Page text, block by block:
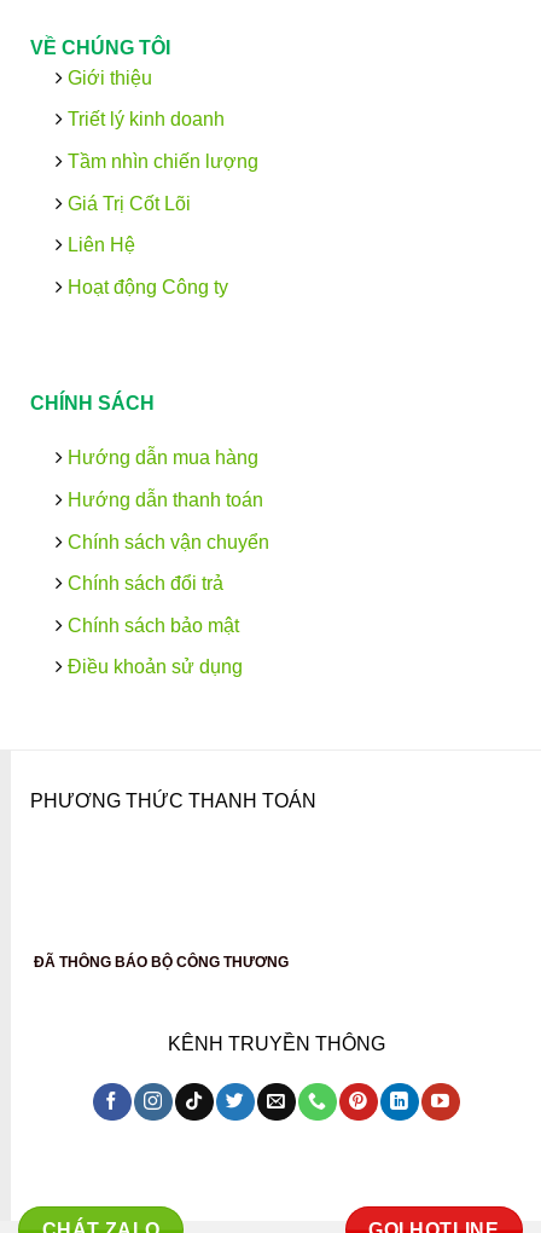
VỀ CHÚNG TÔI
Giới thiệu
Triết lý kinh doanh
Tầm nhìn chiến lượng
Giá Trị Cốt Lõi
Liên Hệ
Hoạt động Công ty
CHÍNH SÁCH
Hướng dẫn mua hàng
Hướng dẫn thanh toán
Chính sách vận chuyển
Chính sách đổi trả
Chính sách bảo mật
Điều khoản sử dụng
PHƯƠNG THỨC THANH TOÁN
ĐÃ THÔNG BÁO BỘ CÔNG THƯƠNG
KÊNH TRUYỀN THÔNG